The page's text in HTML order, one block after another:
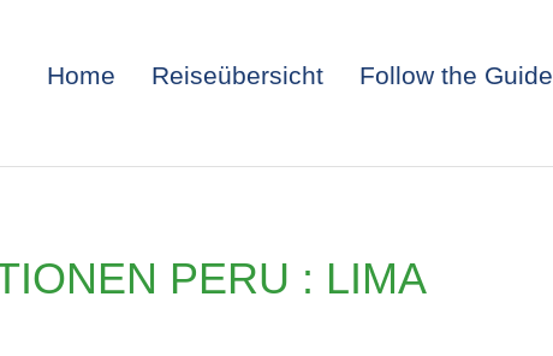
Home Reiseübersicht Follow the Guide
PERU : LIMA